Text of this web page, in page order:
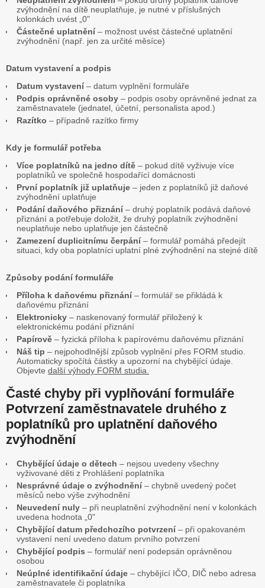
zvýhodnění na dítě neuplatňuje, je nutné v příslušných
kolonkách uvést „0"
Částečné uplatnění– možnost uvést částečné uplatnění
zvýhodnění (např. jen za určité měsíce)
Datum vystavení a podpis
Datum vystavení– datum vyplnění formuláře
Podpis oprávněné osoby – podpis osoby oprávněné jednat za
zaměstnavatele (jednatel, účetní, personalista apod.)
Razítko – případně razítko firmy
Kdy je formulář potřeba
Více poplatníků na jedno dítě – pokud dítě vyživuje více
poplatníků ve společně hospodařící domácnosti
První poplatník již uplatňuje – jeden z poplatníků již daňové
zvýhodnění uplatňuje
Podání daňového přiznání– druhý poplatník podává daňové
přiznání a potřebuje doložit, že druhý poplatník zvýhodnění
neuplatňuje nebo uplatňuje jen částečně
Zamezení duplicitnímu čerpání– formulář pomáhá předejít
situaci, kdy oba poplatníci uplatní plné zvýhodnění na stejné dítě
Způsoby podání formuláře
Příloha k daňovému přiznání– formulář se přikládá k
daňovému přiznání
Elektronicky – naskenovaný formulář přiložený k
elektronickému podání přiznání
Papírově – fyzická příloha k papírovému daňovému přiznání
Náš tip – nejpohodlnější způsob vyplnění přes FORM studio.
Automaticky spočítá částky a upozorní na chybějící údaje.
Objevte další výhody FORM studia.
Časté chyby při vyplňování formuláře
Potvrzení zaměstnavatele druhého z
poplatníků pro uplatnění daňového
zvýhodnění
Chybějící údaje o dětech – nejsou uvedeny všechny
vyživované děti z Prohlášení poplatníka
Nesprávné údaje o zvýhodnění– chybně uvedený počet
měsíců nebo výše zvýhodnění
Neuvedení nuly – při neuplatnění zvýhodnění není v kolonkách
uvedena hodnota „0"
Chybějící datum předchozího potvrzení– při opakovaném
vystavení není uvedeno datum prvního potvrzení
Chybějící podpis – formulář není podepsán oprávněnou
osobou
Neúplné identifikační údaje – chybějící IČO, DIČ nebo adresa
zaměstnavatele či poplatníka